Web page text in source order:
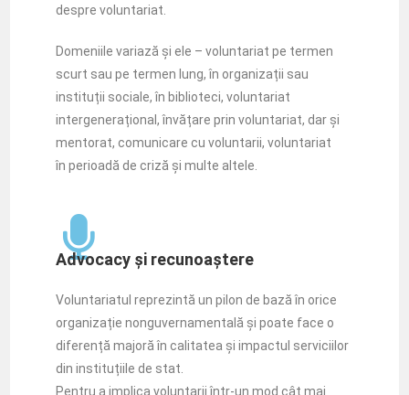
despre voluntariat.
Domeniile variază și ele – voluntariat pe termen
scurt sau pe termen lung, în organizații sau
instituții sociale, în biblioteci, voluntariat
intergenerațional, învățare prin voluntariat, dar și
mentorat, comunicare cu voluntarii, voluntariat
în perioadă de criză și multe altele.
Advocacy și recunoaștere
Voluntariatul reprezintă un pilon de bază în orice
organizație nonguvernamentală și poate face o
diferență majoră în calitatea și impactul serviciilor
din instituțiile de stat.
Pentru a implica voluntarii într-un mod cât mai